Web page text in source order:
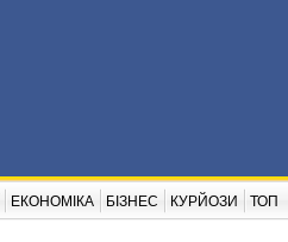
ЕКОНОМІКА БІЗНЕС КУРЙОЗИ ТОП